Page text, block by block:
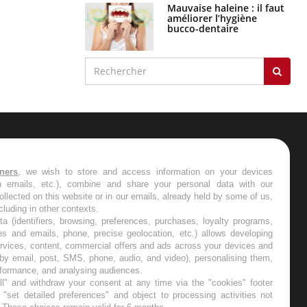
Mauvaise haleine : il faut
améliorer l’hygiène
bucco-dentaire
les semaines les meilleures
, we wish to store and access information on your devices
emails, etc.), combine and share your personal data with our
on this website or in our emails, already held by some of us,
in other contexts.
(identifiers, browsing, preferences, purchases, loyalty programs,
and emails, phone, precise geolocation, etc.) allows developing
content, commercial offers and ads across your devices and
email, post, SMS, phone, audio, and video), personalising them,
and analysing audiences.
and withdraw your consent at any time via the "cookies" footer
detailed preferences" and object to processing activities not